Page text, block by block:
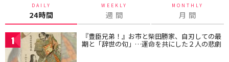
DAILY
24時間
WEEKLY
週 間
MONTHLY
月 間
1 『豊臣兄弟！』お市と柴田勝家、自刃しての最
期と「辞世の句」…運命を共にした２人の悲劇